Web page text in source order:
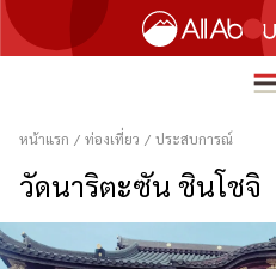
HOME
หน้าแรก / ท่องเที่ยว / ประสบการณ์
วัดนาริตะซัน ชินโชจิ